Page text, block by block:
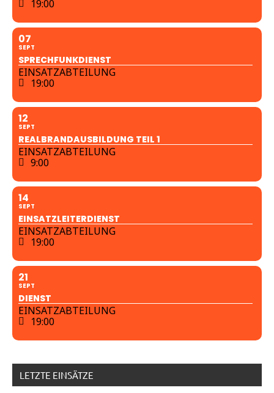
19:00
07
SEPT
SPRECHFUNKDIENST
EINSATZABTEILUNG
19:00
12
SEPT
REALBRANDAUSBILDUNG TEIL 1
EINSATZABTEILUNG
9:00
14
SEPT
EINSATZLEITERDIENST
EINSATZABTEILUNG
19:00
21
SEPT
DIENST
EINSATZABTEILUNG
19:00
LETZTE EINSÄTZE